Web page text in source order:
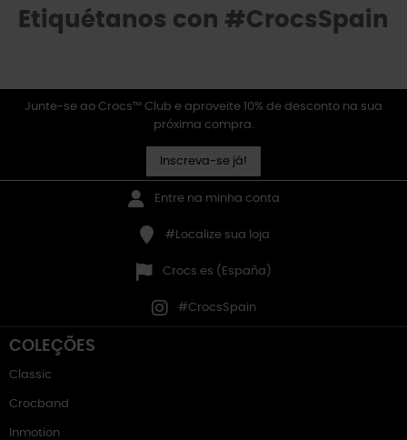
Etiquétanos con #CrocsSpain
Junte-se ao Crocs™ Club e aproveite 10% de desconto na sua
próxima compra.
Inscreva-se já!
Entre na minha conta
#Localize sua loja
Crocs.es (España)
#CrocsSpain
COLEÇÕES
Classic
Crocband
Inmotion